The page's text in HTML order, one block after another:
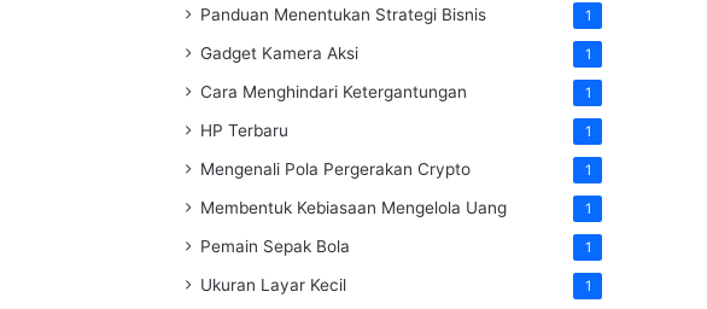
Panduan Menentukan Strategi Bisnis 1
Gadget Kamera Aksi 1
Cara Menghindari Ketergantungan 1
HP Terbaru 1
Mengenali Pola Pergerakan Crypto 1
Membentuk Kebiasaan Mengelola Uang 1
Pemain Sepak Bola 1
Ukuran Layar Kecil 1